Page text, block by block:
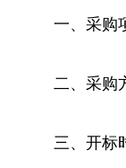
一、采购
二、采购
三、开标